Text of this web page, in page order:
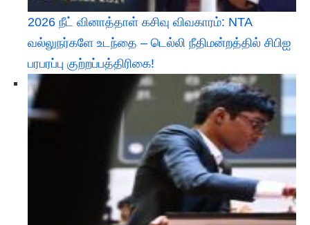
2026 நீட் வினாத்தாள் கசிவு விவகாரம்: NTA
வல்லுநர்களே உடந்தை – டெல்லி நீதிமன்றத்தில் சிபிஐ
பரபரப்பு குற்றப்பத்திரிகை!